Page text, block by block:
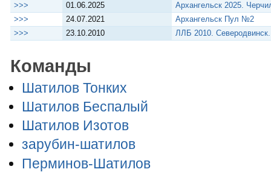
>>> 01.06.2025
Архангельск 2025.
>>>
24.07.2021
Архангельск Пул №2
>>>
23.10.2010 ЛЛБ 2010.
Команды
Шатилов Тонких
Шатилов Беспалый
Шатилов Изотов
зарубин-шатилов
Перминов-Шатилов